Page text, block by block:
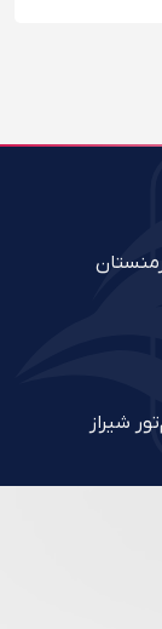
تور شیراز